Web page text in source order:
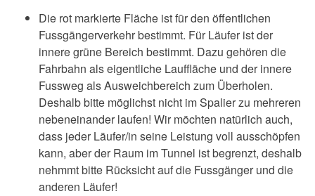
Die rot markierte Fläche ist für den öffentlichen
Fussgängerverkehr bestimmt. Für Läufer ist der
innere grüne Bereich bestimmt. Dazu gehören die
Fahrbahn als eigentliche Lauffläche und der innere
Fussweg als Ausweichbereich zum Überholen.
Deshalb bitte möglichst nicht im Spalier zu mehreren
nebeneinander laufen! Wir möchten natürlich auch,
dass jeder Läufer/in seine Leistung voll ausschöpfen
kann, aber der Raum im Tunnel ist begrenzt, deshalb
nehmmt bitte Rücksicht auf die Fussgänger und die
anderen Läufer!